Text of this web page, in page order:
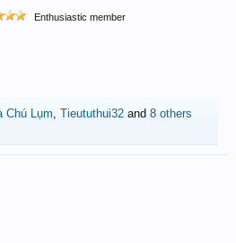
Enthusiastic member
Chú Lụm, Tieututhui32 and 8 others